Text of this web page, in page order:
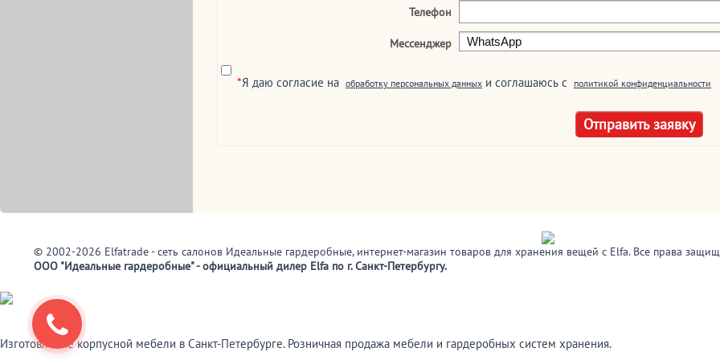
Телефон
Мессенджер
*Я даю согласие на обработку персональных данных и соглашаюсь c политикой конфиденциальности
© 2002-2026 Elfatrade - сеть салонов Идеальные гардеробные, интернет-магазин товаров для хранения вещей с Elfa. Все права
ООО "Идеальные гардеробные" - официальный дилер Elfa по г. Санкт-Петербургу.
Изготовление корпусной мебели в Санкт-Петербурге. Розничная продажа мебели и гардеробных систем хранения.